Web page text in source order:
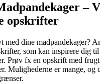
–
opskrifter
med dine madpandekager?
som kan inspirere dig
Prøv fx en opskrift med
Mulighederne er mange, og